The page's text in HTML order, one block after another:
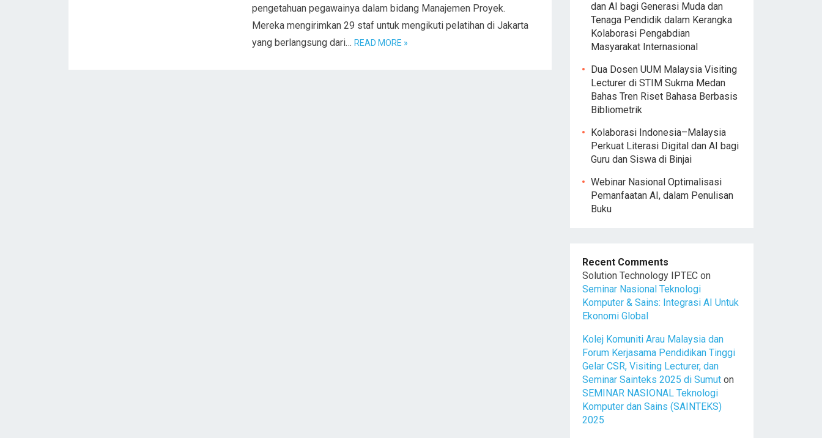
pengetahuan pegawainya dalam bidang Manajemen Proyek.
Mereka mengirimkan 29 staf untuk mengikuti pelatihan di Jakarta
yang berlangsung dari… READ MORE »
dan AI bagi Generasi Muda dan
Tenaga Pendidik dalam Kerangka
Kolaborasi Pengabdian
Masyarakat Internasional
Dua Dosen UUM Malaysia Visiting
Lecturer di STIM Sukma Medan
Bahas Tren Riset Bahasa Berbasis
Bibliometrik
Kolaborasi Indonesia–Malaysia
Perkuat Literasi Digital dan AI bagi
Guru dan Siswa di Binjai
Webinar Nasional Optimalisasi
Pemanfaatan AI, dalam Penulisan
Buku
Recent Comments
Solution Technology IPTEC on
Seminar Nasional Teknologi
Komputer & Sains: Integrasi AI Untuk
Ekonomi Global
Kolej Komuniti Arau Malaysia dan
Forum Kerjasama Pendidikan Tinggi
Gelar CSR, Visiting Lecturer, dan
Seminar Sainteks 2025 di Sumut on
SEMINAR NASIONAL Teknologi
Komputer dan Sains (SAINTEKS)
2025